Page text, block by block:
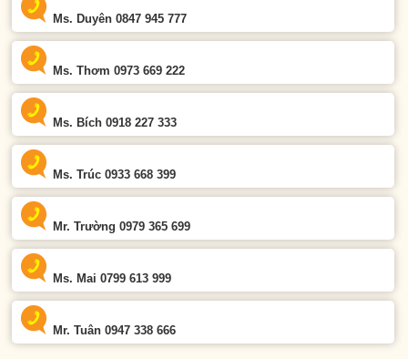
Ms. Duyên 0847 945 777
Ms. Thơm 0973 669 222
Ms. Bích 0918 227 333
Ms. Trúc 0933 668 399
Mr. Trường 0979 365 699
Ms. Mai 0799 613 999
Mr. Tuân 0947 338 666